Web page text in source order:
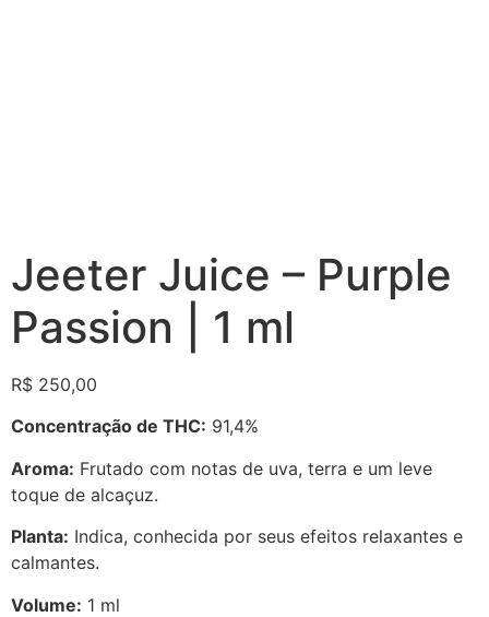
Jeeter Juice – Purple
Passion | 1 ml
R$ 250,00
Concentração de THC: 91,4%
Aroma: Frutado com notas de uva, terra e um leve
toque de alcaçuz.
Planta: Indica, conhecida por seus efeitos relaxantes e
calmantes.
Volume: 1 ml